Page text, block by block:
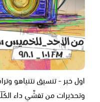
اول خبر - تنسيق نتنياهو
وتحذيرات من تفشّي داء الكَلَب -